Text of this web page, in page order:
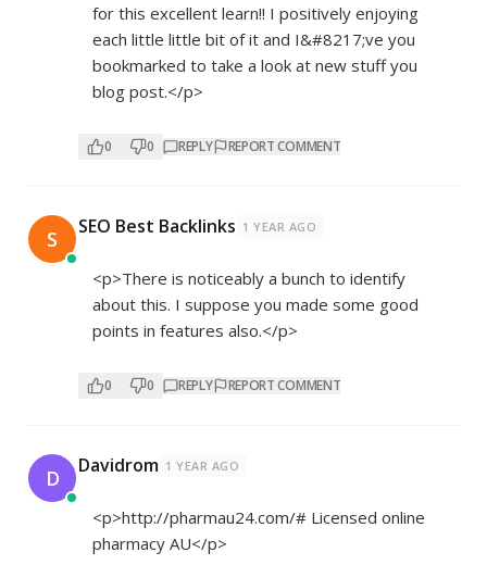
for this excellent learn!! I positively enjoying
each little little bit of it and I&#8217;ve you
bookmarked to take a look at new stuff you
blog post.</p>
0 0 REPLY REPORT COMMENT
S SEO Best Backlinks 1 YEAR AGO
<p>There is noticeably a bunch to identify
about this. I suppose you made some good
points in features also.</p>
0 0 REPLY REPORT COMMENT
D Davidrom 1 YEAR AGO
<p>http://pharmau24.com/# Licensed online
pharmacy AU</p>